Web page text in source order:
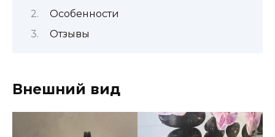
Особенности
Отзывы
Внешний вид